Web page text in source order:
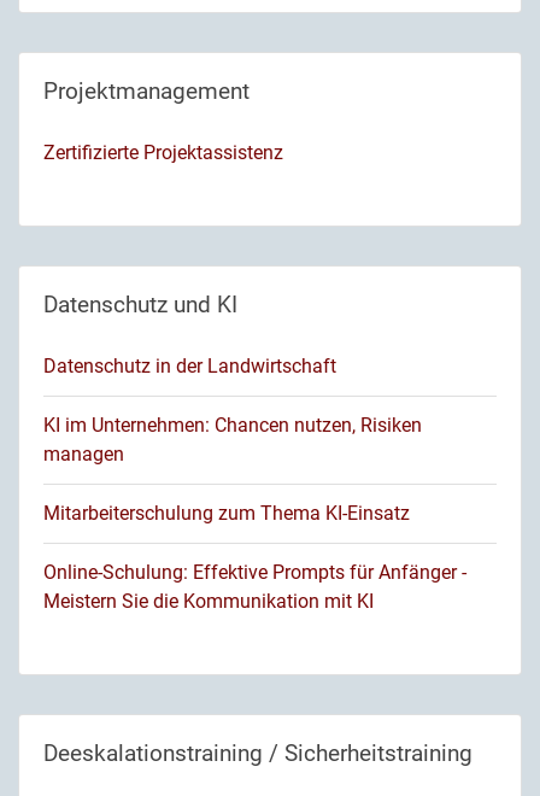
Projektmanagement
Zertifizierte Projektassistenz
Datenschutz und KI
Datenschutz in der Landwirtschaft
KI im Unternehmen: Chancen nutzen, Risiken
managen
Mitarbeiterschulung zum Thema KI-Einsatz
Online-Schulung: Effektive Prompts für Anfänger -
Meistern Sie die Kommunikation mit KI
Deeskalationstraining / Sicherheitstraining